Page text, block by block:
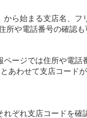
ら始まる支店名、フ
や電話番号の確認も
ージでは住所や電話
あわせて支店コード
ぞれ支店コードを確